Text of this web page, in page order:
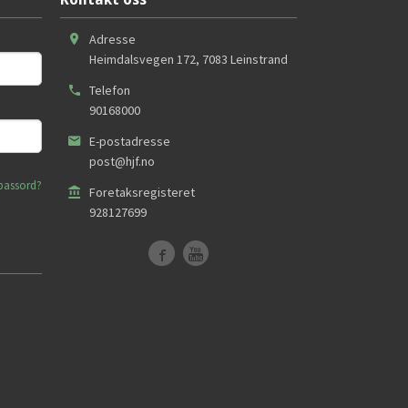
Adresse
Heimdalsvegen 172, 7083 Leinstrand
Telefon
90168000
E-postadresse
post@hjf.no
Foretaksregisteret
928127699